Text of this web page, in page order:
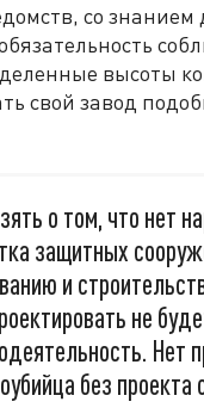
со знанием
высоты
свой завод
о том, что нет
защитных
и
не
Нет
без проекта